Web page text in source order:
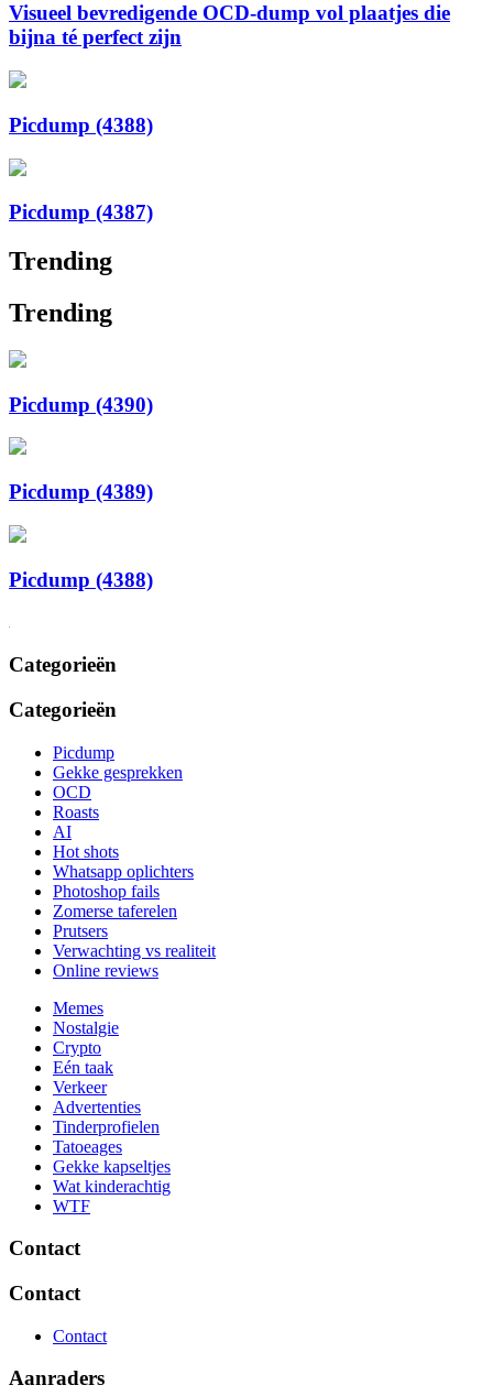
Visueel bevredigende OCD-dump vol plaatjes die
bijna té perfect zijn
Picdump (4388)
Picdump (4387)
Trending
Trending
Picdump (4390)
Picdump (4389)
Picdump (4388)
Categorieën
Categorieën
Picdump
Gekke gesprekken
OCD
Roasts
AI
Hot shots
Whatsapp oplichters
Photoshop fails
Zomerse taferelen
Prutsers
Verwachting vs realiteit
Online reviews
Memes
Nostalgie
Crypto
Eén taak
Verkeer
Advertenties
Tinderprofielen
Tatoeages
Gekke kapseltjes
Wat kinderachtig
WTF
Contact
Contact
Contact
Aanraders